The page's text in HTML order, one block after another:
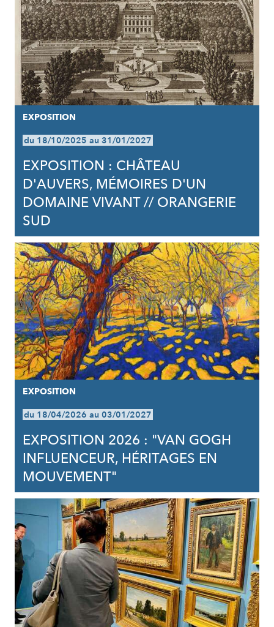
EXPOSITION
du 18/10/2025 au 31/01/2027
EXPOSITION : CHÂTEAU
D'AUVERS, MÉMOIRES D'UN
DOMAINE VIVANT // ORANGERIE
SUD
EXPOSITION
du 18/04/2026 au 03/01/2027
EXPOSITION 2026 : "VAN GOGH
INFLUENCEUR, HÉRITAGES EN
MOUVEMENT"